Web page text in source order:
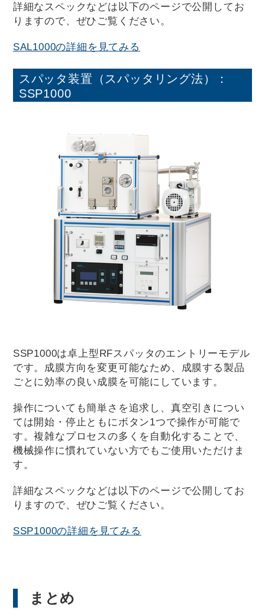
詳細なスペックなどは以下のページで公開してお
りますので、ぜひご覧ください。
SAL1000の詳細を見てみる
スパッタ装置（スパッタリング法）：
SSP1000
SSP1000は卓上型RFスパッタのエントリーモデル
です。成膜方向を変更可能なため、成膜する製品
ごとに効率の良い成膜を可能にしています。
操作についても簡単さを追求し、真空引きについ
ては開始・停止ともにボタン1つで操作が可能で
す。複雑なプロセスの多くを自動化することで、
機械操作に慣れていない方でもご使用いただけま
す。
詳細なスペックなどは以下のページで公開してお
りますので、ぜひご覧ください。
SSP1000の詳細を見てみる
まとめ